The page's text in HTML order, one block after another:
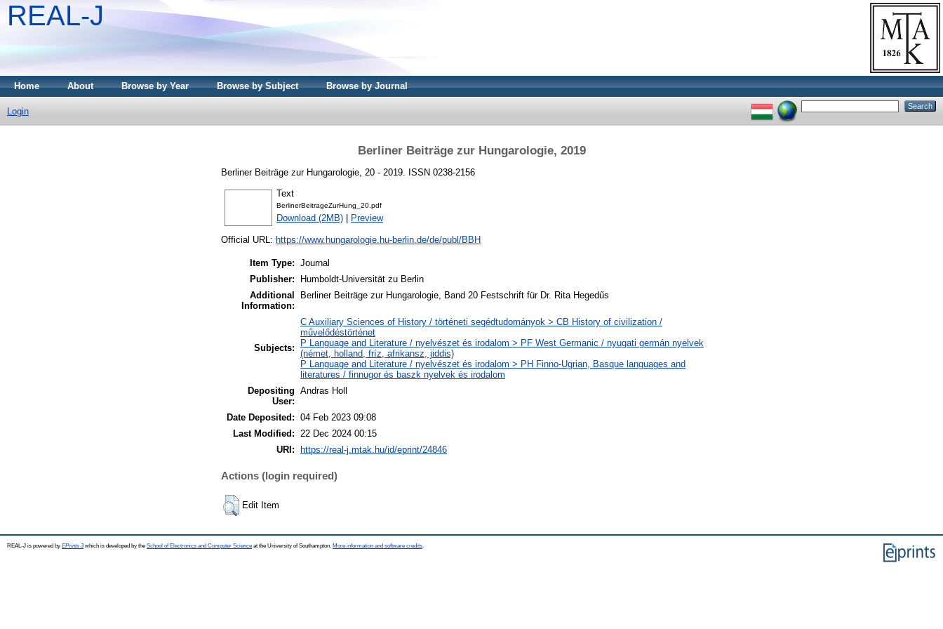
REAL-J
Home About Browse by Year Browse by Subject Browse by Journal
Login
Berliner Beiträge zur Hungarologie, 2019
Berliner Beiträge zur Hungarologie, 20 - 2019. ISSN 0238-2156
Text
BerlinerBeitrageZurHung_20.pdf
Download (2MB) Preview
Official URL: https://www.hungarologie.hu-berlin.de/de/publ/BBH
Item Type: Journal
Publisher:
Humboldt-Universität zu Berlin
Additional
Information:
Berliner Beiträge zur Hungarologie, Band 20 Festschrift für Dr. Rita Hegedűs
Subjects:
C Auxiliary Sciences of History / történeti segédtudományok > CB History of civilization /
művelődéstörténet
P Language and Literature / nyelvészet és irodalom > PF West Germanic / nyugati germán nyelvek
(német, holland, fríz, afrikansz, jiddis)
P Language and Literature / nyelvészet és irodalom > PH Finno-Ugrian, Basque languages and
literatures / finnugor és baszk nyelvek és irodalom
Depositing
User:
Andras Holl
Date Deposited: 04 Feb 2023 09:08
Last Modified: 22 Dec 2024 00:15
URI:
https://real-j.mtak.hu/id/eprint/24846
Actions (login required)
Edit Item
REAL-J is powered by EPrints 3which is developed by the School of Electronics and Computer Science at the University of Southampton. More information and software credits